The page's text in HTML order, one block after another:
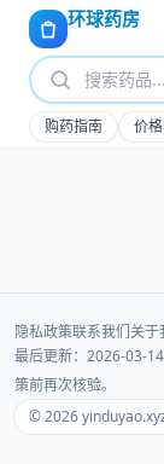
环球药房
购药指南 价
隐私政策联系我们关于
最后更新：2026-03-
策前再次核验。
© 2026